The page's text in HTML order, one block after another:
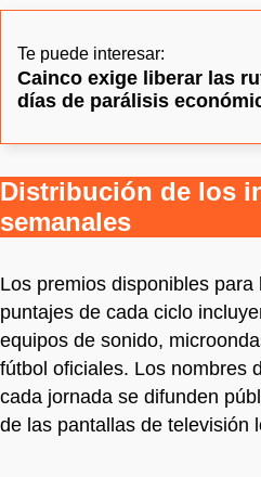
Te puede interesar:
Cainco exige liberar las
días de parálisis
Distribución de los
semanales
Los premios disponibles para
puntajes de cada ciclo
equipos de sonido,
fútbol oficiales. Los nombres
cada jornada se difunden
de las pantallas de televisión